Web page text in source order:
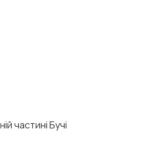
частині Бучі